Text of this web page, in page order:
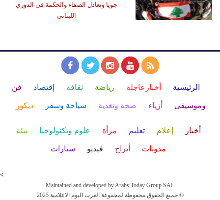
جويا وتعادل الصفاء والحكمة في الدوري
اللبناني
الرئيسية أخبارعاجلة رياضة ثقافة إقتصاد فن
وموسيقى أزياء صحة وتغذية سياحة وسفر ديكور
أخبار إعلام تعليم مرأة علوم وتكنولوجيا بيئة
مدونات أبراج فيديو سيارات
<
Maintained and developed by Arabs Today Group SAL
جميع الحقوق محفوظة لمجموعة العرب اليوم الاعلامية 2025 ©